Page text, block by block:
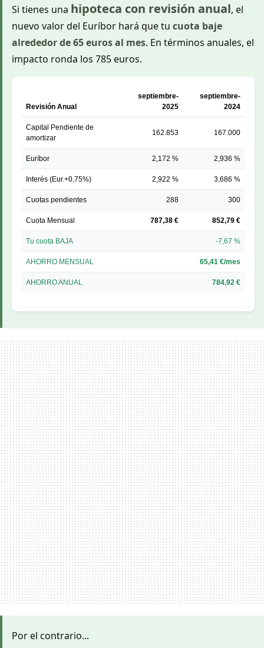
Si tienes una hipoteca con revisión anual, el
nuevo valor del Euríbor hará que tu cuota baje
alrededor de 65 euros al mes. En términos anuales, el
impacto ronda los 785 euros.
Revisión Anual
septiembre-
2025
septiembre-
2024
Capital Pendiente de
amortizar
162.853 167.000
Euríbor 2,172 % 2,936 %
Interés (Eur.+0,75%) 2,922 % 3,686 %
Cuotas pendientes 288 300
Cuota Mensual 787,38 € 852,79 €
Tu cuota BAJA -7,67 %
AHORRO MENSUAL 65,41 €/mes
AHORRO ANUAL 784,92 €
Por el contrario...